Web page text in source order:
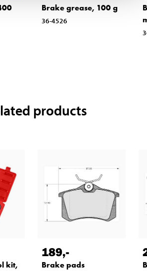
Brake grease, 100 g
36-4526
products
kit,
189,-
Brake pads